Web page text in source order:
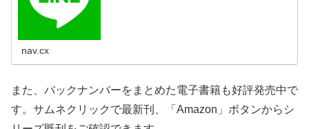
nav.cx
また、バックナンバーをまとめた電子書籍も好評発売中で
す。サムネクリックで最新刊、「Amazon」ボタンからシ